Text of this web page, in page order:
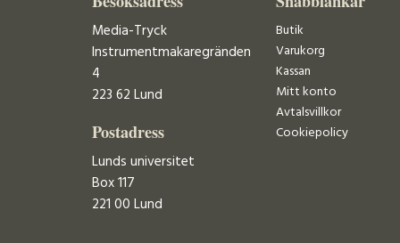
Media-Tryck
Instrumentmakaregränden
4
223 62 Lund
Postadress
Lunds universitet
Box 117
221 00 Lund
Butik
Varukorg
Kassan
Mitt konto
Avtalsvillkor
Cookiepolicy